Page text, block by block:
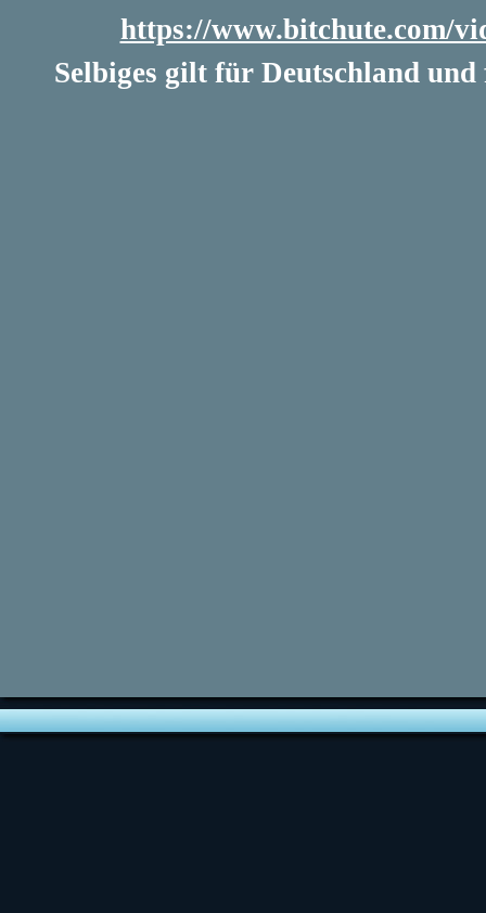
https://www.bitchute.com/
Selbiges gilt für Deutschland